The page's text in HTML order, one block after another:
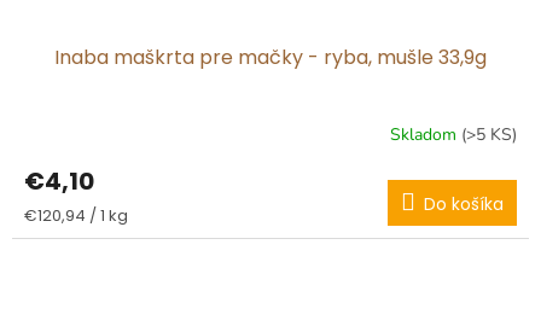
Inaba maškrta pre mačky - ryba, mušle 33,9g
Skladom (>5 KS)
€4,10
Jednotková
cena:
€120,94 / 1 kg Do košíka